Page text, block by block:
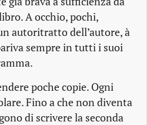
A occhio, pochi,
autoritratto dell’autore,à
sempre in tutti i suoi
poche copie. Ogni
Fino a che non diventa
di scrivere la seconda